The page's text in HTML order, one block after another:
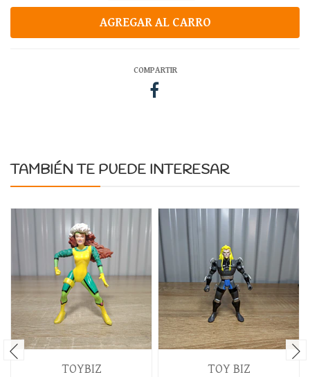
COMPARTIR
TAMBIÉN TE PUEDE INTERESAR
TOYBIZ TOY BIZ